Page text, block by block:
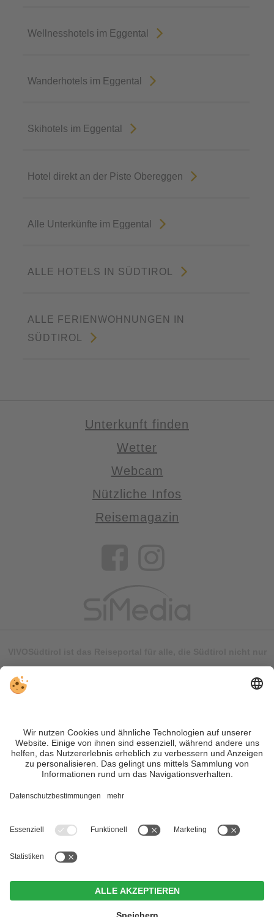
Im Tiefenbrunn - Gardensuites
Wellnesshotels im Eggental
Wanderhotels im Eggental
Skihotels im Eggental
Hotel direkt an der Piste Obereggen
Alle Unterkünfte im Eggental
ALLE HOTELS IN SÜDTIROL
ALLE FERIENWOHNUNGEN IN
SÜDTIROL
Unterkunft finden
Wetter
Webcam
Nützliche Infos
Reisemagazin
können Fehler auftreten. Wir übernehmen keine Gewähr für
die Richtigkeit und Vollständigkeit aller Informationen.
Informieren Sie sich sicherheitshalber nochmals beim
Veranstalter vor Ort über die aktuellen Bedingungen.
Sitemap| Impressum&Datenschutz
Individuelle Cookie-